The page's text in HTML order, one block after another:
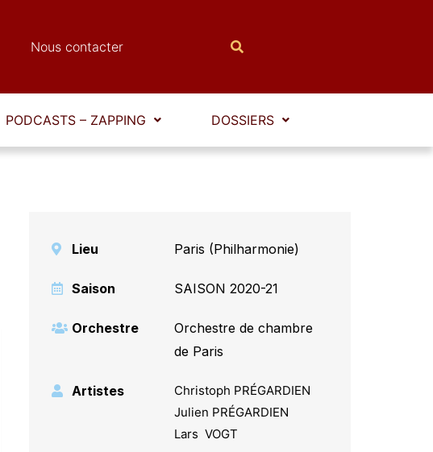
Nous contacter
PODCASTS – ZAPPING DOSSIERS
Lieu Paris (Philharmonie)
Saison SAISON 2020-21
Orchestre
Orchestre de chambre
de Paris
Artistes
Christoph PRÉGARDIEN
Julien PRÉGARDIEN
Lars VOGT